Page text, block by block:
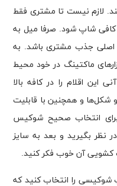
لازم نیست تا مشتری فقط
کافی شاپ شود. صرفا میل به
اصلی جذب مشتری باشد. به
ماکتینگ در خود محیط
اقلام را در کافه بالا
شکل‌ها و همچنین با قابلیت
انتخاب صحیح شوکیس
نظر بگیرید و بعد به سایز
کشویی آن خوب فکر کنید.
شوکیسی را انتخاب کنید که